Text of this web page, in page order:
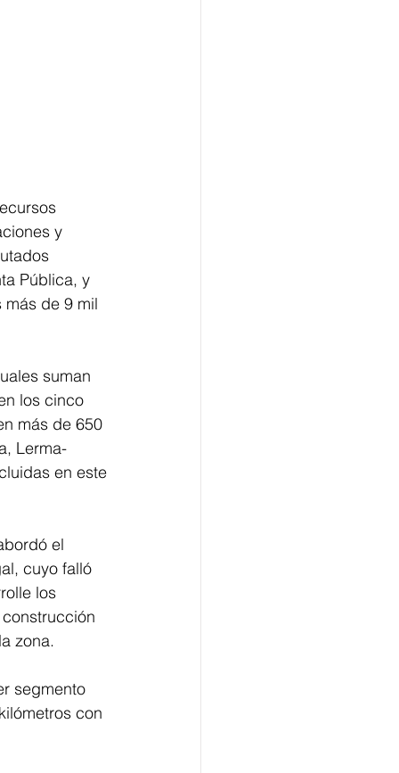
y
Pública, y
de 9 mil
suman
los cinco
más de 650
Lerma-
en este
el
cuyo falló
los
zona.
segmento
con